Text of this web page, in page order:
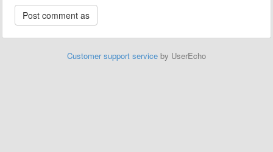
Customer support service by UserEcho